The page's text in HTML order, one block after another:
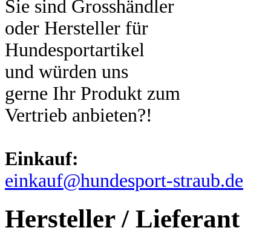
Sie sind Grosshändler
oder Hersteller für
Hundesportartikel
und würden uns
gerne Ihr Produkt zum
Vertrieb anbieten?!
Einkauf:
einkauf@hundesport-straub.de
Hersteller / Lieferant